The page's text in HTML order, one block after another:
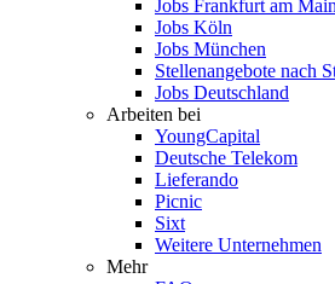
Jobs Frankfurt am Main
Jobs Köln
Jobs München
Stellenangebote nach
Jobs Deutschland
Arbeiten bei
YoungCapital
Deutsche Telekom
Lieferando
Picnic
Sixt
Weitere Unternehmen
Mehr